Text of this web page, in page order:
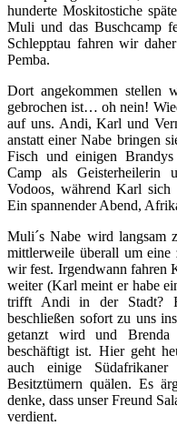
hunderte Moskitostiche
Muli und das Buschcamp
Schlepptau fahren wir
Pemba.
Dort angekommen stellen
gebrochen ist… oh nein!
auf uns. Andi, Karl und
anstatt einer Nabe bringen
Fisch und einigen
Camp als Geisterheilerin
Vodoos, während Karl sich
Ein spannender Abend,
Muli´s Nabe wird
mittlerweile überall um eine
wir fest. Irgendwann fahren
weiter (Karl meint er habe
trifft Andi in der Stadt?
beschließen sofort zu uns
getanzt wird und Brenda
beschäftigt ist. Hier geht
auch einige
Besitztümern quälen. Es
denke, dass unser Freund
verdient.